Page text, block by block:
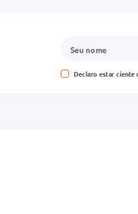
Declaro estar ciente